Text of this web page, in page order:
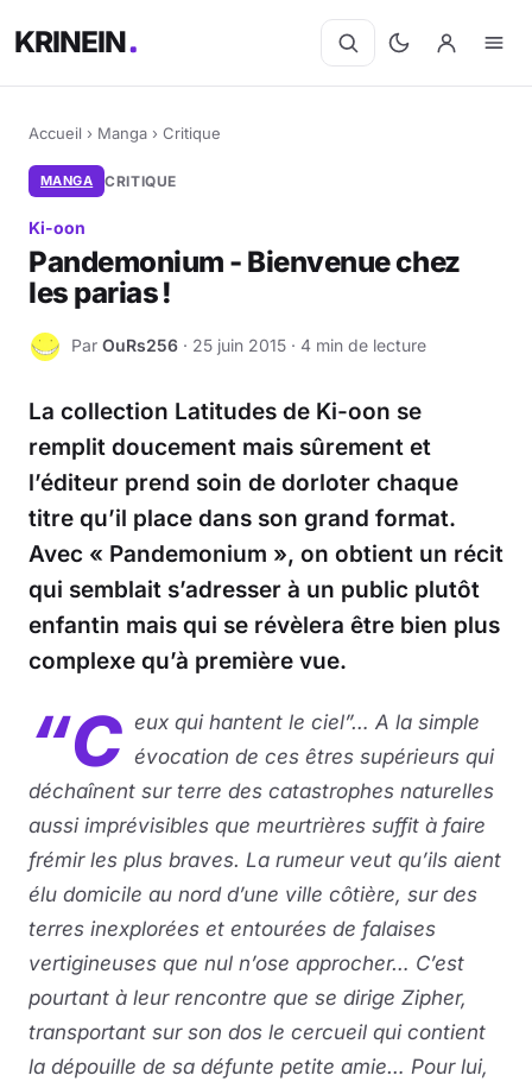
KRINEIN
Accueil › Manga › Critique
MANGA CRITIQUE
Ki-oon
Pandemonium - Bienvenue chez
les parias !
O Par OuRs256 · 25 juin 2015 · 4 min de lecture
La collection Latitudes de Ki-oon se
remplit doucement mais sûrement et
l’éditeur prend soin de dorloter chaque
titre qu’il place dans son grand format.
Avec « Pandemonium », on obtient un récit
qui semblait s’adresser à un public plutôt
enfantin mais qui se révèlera être bien plus
complexe qu’à première vue.
“C eux qui hantent le ciel”… A la simple
évocation de ces êtres supérieurs qui
déchaînent sur terre des catastrophes naturelles
aussi imprévisibles que meurtrières suffit à faire
frémir les plus braves. La rumeur veut qu’ils aient
élu domicile au nord d’une ville côtière, sur des
terres inexplorées et entourées de falaises
vertigineuses que nul n’ose approcher… C’est
pourtant à leur rencontre que se dirige Zipher,
transportant sur son dos le cercueil qui contient
la dépouille de sa défunte petite amie… Pour lui,